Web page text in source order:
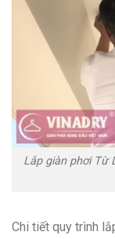
Lắp giàn phơi Từ
Chi tiết quy trình